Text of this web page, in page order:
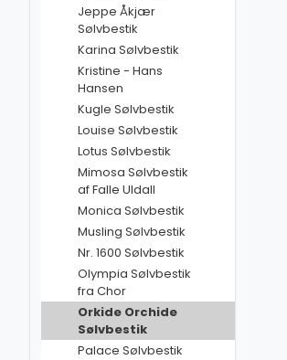
Jeppe Åkjær
Sølvbestik
Karina Sølvbestik
Kristine - Hans
Hansen
Kugle Sølvbestik
Louise Sølvbestik
Lotus Sølvbestik
Mimosa Sølvbestik
af Falle Uldall
Monica Sølvbestik
Musling Sølvbestik
Nr. 1600 Sølvbestik
Olympia Sølvbestik
fra Chor
Orkide Orchide
Sølvbestik
Palace Sølvbestik